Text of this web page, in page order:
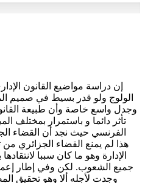
إن دراسة مواضيع القانون
الولوج ولو قدر بسيط في صميم
وجدل واسع خاصة وأن طبيعة
تأثر دائما و باستمرار بمختلف
الفرنسي حيث نجد أن القضاء
هذا لم يمنع القضاء الجزائري
الإدارة وهو ما كان سببا
جميع الشعوب. لكن وفي إطار
وجدت لأجله ألا وهو تحقيق